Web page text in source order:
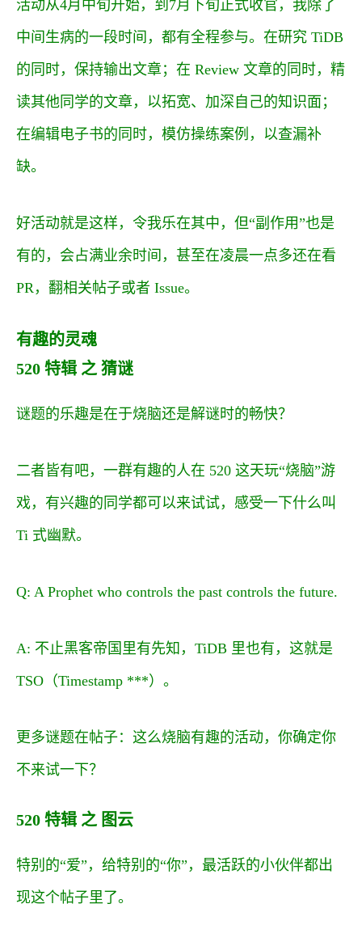
活动从4月中旬开始，到7月下旬正式收官，我除了
中间生病的一段时间，都有全程参与。在研究 TiDB
的同时，保持输出文章；在 Review 文章的同时，精
读其他同学的文章，以拓宽、加深自己的知识面；
在编辑电子书的同时，模仿操练案例，以查漏补
缺。
好活动就是这样，令我乐在其中，但“副作用”也是
有的，会占满业余时间，甚至在凌晨一点多还在看
PR，翻相关帖子或者 Issue。
有趣的灵魂
520 特辑 之 猜谜
谜题的乐趣是在于烧脑还是解谜时的畅快？
二者皆有吧，一群有趣的人在 520 这天玩“烧脑”游
戏，有兴趣的同学都可以来试试，感受一下什么叫
Ti 式幽默。
Q: A Prophet who controls the past controls the future.
A: 不止黑客帝国里有先知，TiDB 里也有，这就是
TSO（Timestamp ***）。
更多谜题在帖子： 这么烧脑有趣的活动，你确定你
不来试一下？
520 特辑 之 图云
特别的“爱”，给特别的“你”，最活跃的小伙伴都出
现这个帖子里了。